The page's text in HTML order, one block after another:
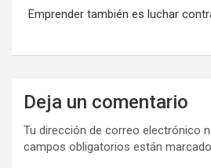
Emprender también es luchar
Deja un comentario
Tu dirección de correo electrónico
campos obligatorios están